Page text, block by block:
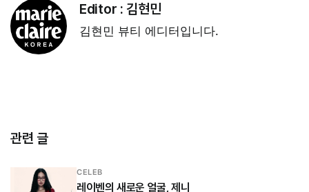
Editor : 김현민
김현민 뷰티 에디터입니다.
관련 글
CELEB
레이벤의 새로운 얼굴, 제니